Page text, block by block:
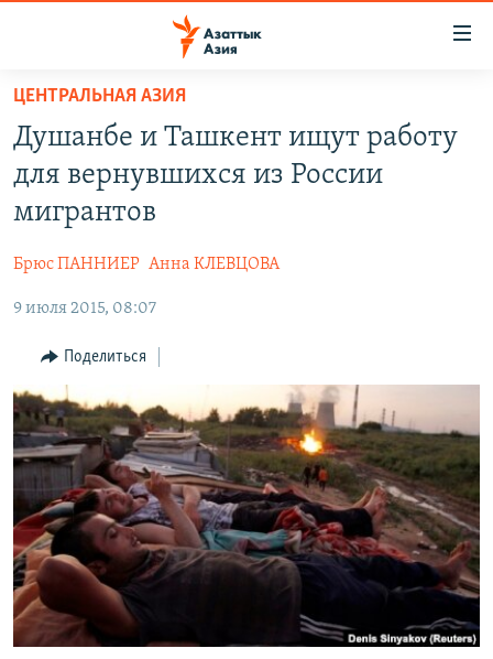
Вернуться
основному
содержанию
главной
навигации
Вернутся
поиску
ЦЕНТРАЛЬНАЯ АЗИЯ
НОВОСТИ
ВОЙНА В УКРАИНЕ
КЫРГЫЗЧА
ЎЗБЕКЧА
ТОҶИКӢ
TÜRKMENÇE
Все сайты РСЕ/РС
ЦЕНТРАЛЬНАЯ АЗИЯ
Душанбе и Ташкент ищут работу
для вернувшихся из России
мигрантов
Брюс ПАННИЕР Анна КЛЕВЦОВА
9 июля 2015, 08:07
Поделиться